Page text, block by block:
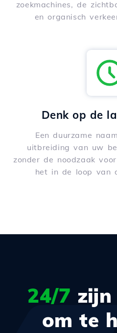
zoekmachines, de
en organisch
Denk op de
Een duurzame
uitbreiding van uw
zonder de noodzaak
het in de loop van
24/7
om te